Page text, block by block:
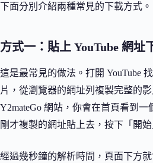
下面分別介紹兩種常見的下載方式。
方式一：貼上 YouTube 網址
這是最常見的做法。打開 YouTube
片，從瀏覽器的網址列複製完整的
Y2mateGo 網站，你會在首頁看到
剛才複製的網址貼上去，按下「開始
經過幾秒鐘的解析時間，頁面下方